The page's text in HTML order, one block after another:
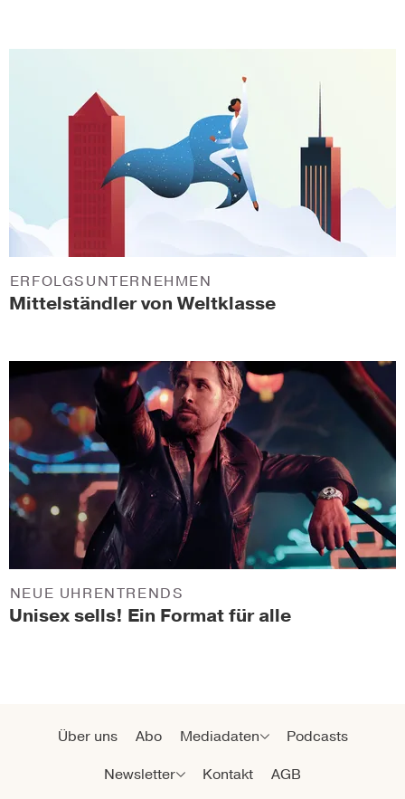
Mittelständler von Weltklasse
ERFOLGSUNTERNEHMEN
Unisex sells! Ein Format für alle
NEUE UHRENTRENDS
Über uns Abo Mediadaten
Podcasts
Newsletter
Kontakt AGB